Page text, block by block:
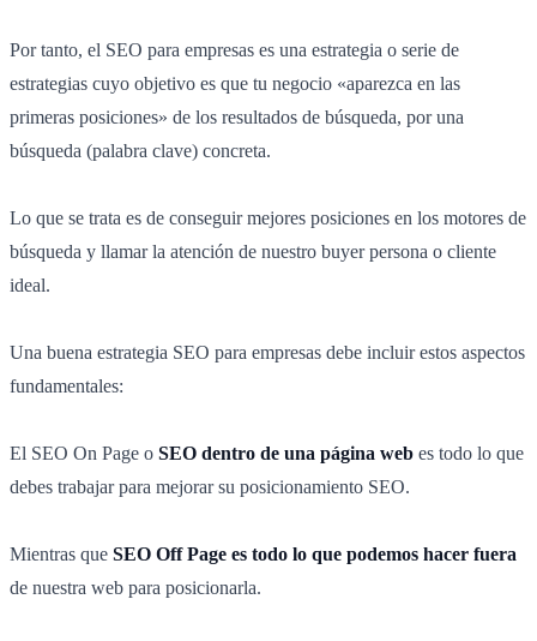
Por tanto, el SEO para empresas es una estrategia o serie de
estrategias cuyo objetivo es que tu negocio «aparezca en las
primeras posiciones» de los resultados de búsqueda, por una
búsqueda (palabra clave) concreta.
Lo que se trata es de conseguir mejores posiciones en los motores de
búsqueda y llamar la atención de nuestro buyer persona o cliente
ideal.
Una buena estrategia SEO para empresas debe incluir estos aspectos
fundamentales:
El SEO On Page o SEO dentro de una página web es todo lo que
debes trabajar para mejorar su posicionamiento SEO.
Mientras que SEO Off Page es todo lo que podemos hacer fuera
de nuestra web para posicionarla.